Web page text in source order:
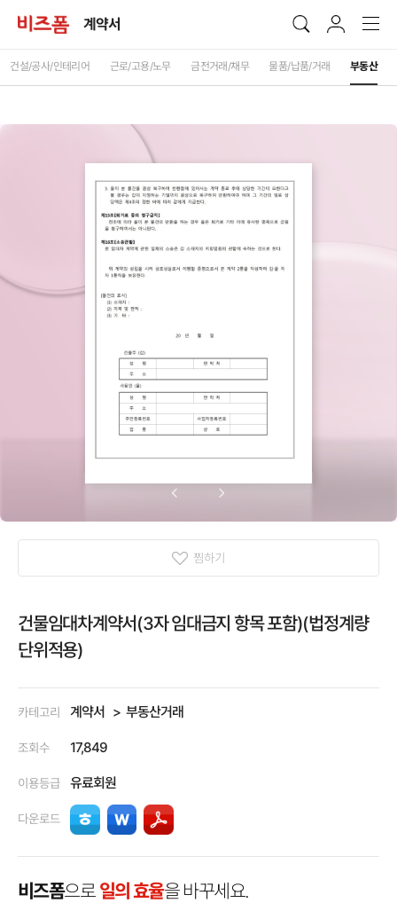
계약서
건설/공사/인테리어 근로/고용/노무 금전거래/채무 물품/납품/거래 부동산
찜하기
건물임대차계약서(3자 임대금지 항목 포함)(법정계량
단위적용)
카테고리 계약서 부동산거래
조회수 17,849
이용등급 유료회원
다운로드
비즈폼으로 일의 효율을 바꾸세요.